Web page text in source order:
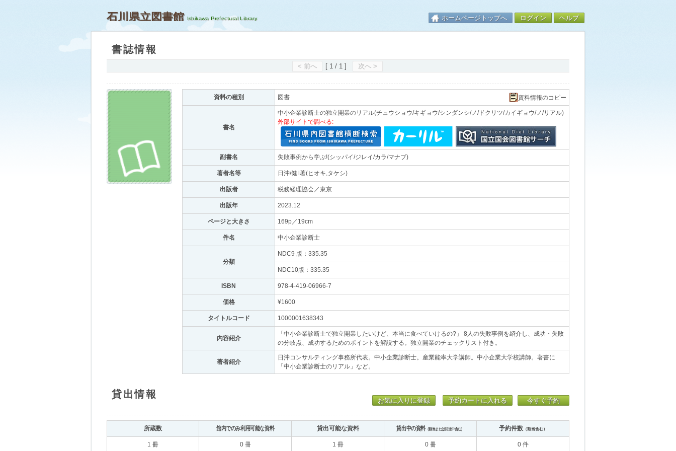
石川県立図書館 ホームページトップへ ログイン ヘルプ
書誌情報
< 前へ [ 1 / 1 ] 次へ >
資料の種別 図書 資料情報のコピー
書名
中小企業診断士の独立開業のリアル(チュウショウ/キギョウ/シンダンシ/ノ/ドクリツ/カイギョウ/ノ/リアル)
外部サイトで調べる:
副書名 失敗事例から学ぶ!(シッパイ/ジレイ/カラ/マナブ)
著者名等 日沖/健‖著(ヒオキ,タケシ)
出版者 税務経理協会／東京
出版年 2023.12
ページと大きさ 169p／19cm
件名 中小企業診断士
分類
NDC9 版：335.35
NDC10版：335.35
ISBN 978-4-419-06966-7
価格 ¥1600
タイトルコード 1000001638343
内容紹介
「中小企業診断士で独立開業したいけど、本当に食べていけるの?」 8人の失敗事例を紹介し、成功・失敗
の分岐点、成功するためのポイントを解説する。独立開業のチェックリスト付き。
著者紹介
日沖コンサルティング事務所代表。中小企業診断士。産業能率大学講師。中小企業大学校講師。著書に
「中小企業診断士のリアル」など。
貸出情報
お気に入りに登録 予約カートに入れる 今すぐ予約
所蔵数 館内でのみ利用可能な資料 貸出可能な資料 貸出中の資料（割当または回送中含む） 予約件数（割当含む）
1 冊 0 冊 1 冊 0 冊 0 件